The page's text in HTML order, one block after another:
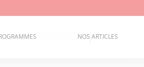
NOS ARTICLES